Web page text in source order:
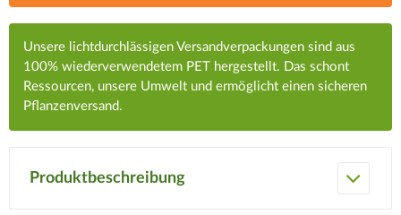
Unsere lichtdurchlässigen Versandverpackungen sind aus
100% wiederverwendetem PET hergestellt. Das schont
Ressourcen, unsere Umwelt und ermöglicht einen sicheren
Pflanzenversand.
Produktbeschreibung